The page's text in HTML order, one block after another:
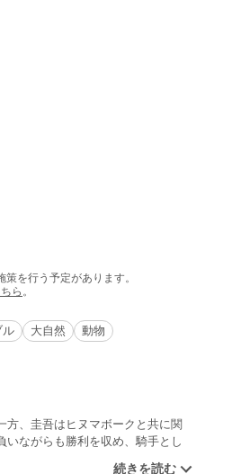
を行う予定があります。
ら 。
ル 大自然 動物
方、圭吾はヒヌマボークと共に関
ながらも勝利を収め、騎手とし